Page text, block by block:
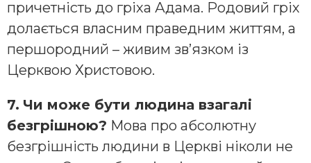
причетність до гріха Адама. Родовий гріх
долається власним праведним життям, а
першородний – живим зв’язком із
Церквою Христовою.
7. Чи може бути людина взагалі
безгрішною? Мова про абсолютну
безгрішність людини в Церкві ніколи не